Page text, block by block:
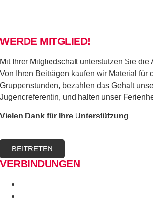
WERDE MITGLIED!
Mit Ihrer Mitgliedschaft unterstützen Sie die
Von Ihren Beiträgen kaufen wir Material für
Gruppenstunden, bezahlen das Gehalt
Jugendreferentin, und halten unser
Vielen Dank für Ihre Unterstützung
BEITRETEN
VERBINDUNGEN